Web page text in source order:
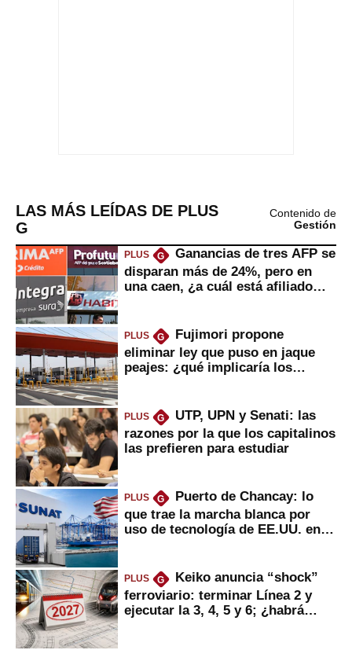
LAS MÁS LEÍDAS DE PLUS
G
Contenido de
Gestión
PLUS G
Ganancias de tres AFP se
disparan más de 24%, pero en
una caen, ¿a cuál está afiliado
PLUS G
Fujimori propone
eliminar ley que puso en jaque
peajes: ¿qué implicaría los
PLUS G
UTP, UPN y Senati: las
razones por la que los capitalinos
las prefieren para estudiar
PLUS G
Puerto de Chancay: lo
que trae la marcha blanca por
uso de tecnología de EE.UU. en
PLUS G
Keiko anuncia “shock”
ferroviario: terminar Línea 2 y
ejecutar la 3, 4, 5 y 6; ¿habrá